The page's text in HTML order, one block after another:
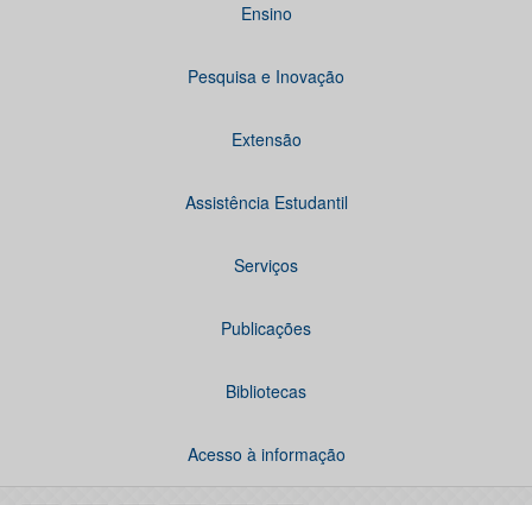
Ensino
Pesquisa e Inovação
Extensão
Assistência Estudantil
Serviços
Publicações
Bibliotecas
Acesso à informação